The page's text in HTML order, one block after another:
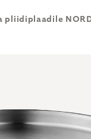
pliidiplaadile